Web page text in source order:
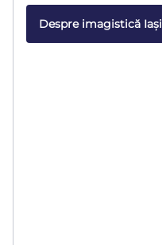
Despre imagistică Iași